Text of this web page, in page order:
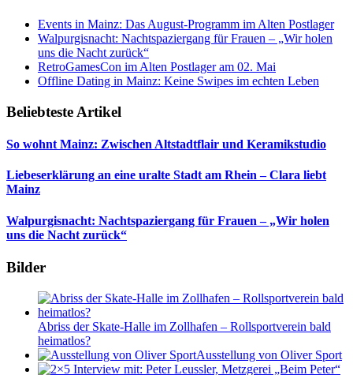
Events in Mainz: Das August-Programm im Alten Postlager
Walpurgisnacht: Nachtspaziergang für Frauen – „Wir holen
uns die Nacht zurück“
RetroGamesCon im Alten Postlager am 02. Mai
Offline Dating in Mainz: Keine Swipes im echten Leben
Beliebteste Artikel
So wohnt Mainz: Zwischen Altstadtflair und Keramikstudio
Liebeserklärung an eine uralte Stadt am Rhein – Clara liebt
Mainz
Walpurgisnacht: Nachtspaziergang für Frauen – „Wir holen
uns die Nacht zurück“
Bilder
Abriss der Skate-Halle im Zollhafen – Rollsportverein bald
heimatlos?
Ausstellung von Oliver Sport